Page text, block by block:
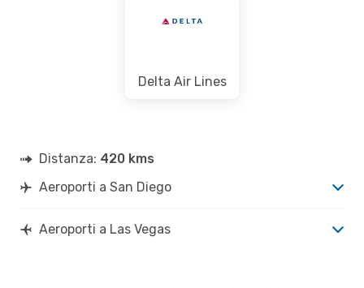
Delta Air Lines
Distanza: 420 kms
Aeroporti a San Diego
Aeroporti a Las Vegas